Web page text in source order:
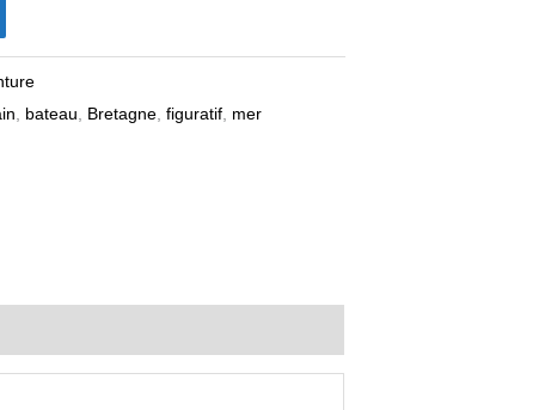
bateau Bretagne figuratif mer